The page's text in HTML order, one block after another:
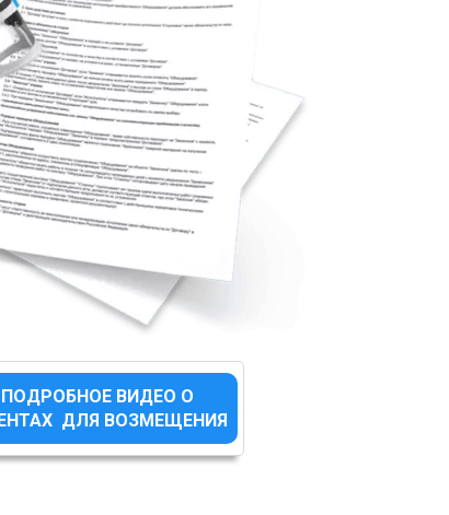
ПОДРОБНОЕ ВИДЕО О
ДЛЯ ВОЗМЕЩЕНИЯ